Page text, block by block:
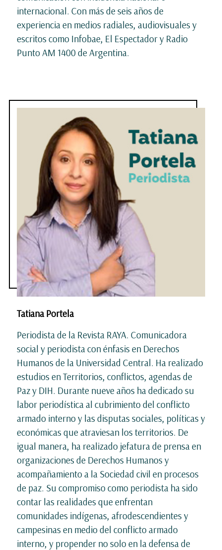
internacional. Con más de seis años de
experiencia en medios radiales, audiovisuales y
escritos como Infobae, El Espectador y Radio
Punto AM 1400 de Argentina.
Tatiana Portela
Periodista de la Revista RAYA. Comunicadora
social y periodista con énfasis en Derechos
Humanos de la Universidad Central. Ha realizado
estudios en Territorios, conflictos, agendas de
Paz y DIH. Durante nueve años ha dedicado su
labor periodística al cubrimiento del conflicto
armado interno y las disputas sociales, políticas y
económicas que atraviesan los territorios. De
igual manera, ha realizado jefatura de prensa en
organizaciones de Derechos Humanos y
acompañamiento a la Sociedad civil en procesos
de paz. Su compromiso como periodista ha sido
contar las realidades que enfrentan
comunidades indígenas, afrodescendientes y
campesinas en medio del conflicto armado
interno, y propender no solo en la defensa de